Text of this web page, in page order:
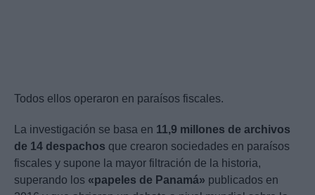
Todos ellos operaron en paraísos fiscales.
La investigación se basa en 11,9 millones de archivos
de 14 despachos que crearon sociedades en paraísos
fiscales y supone la mayor filtración de la historia,
superando los «papeles de Panamá» publicados en